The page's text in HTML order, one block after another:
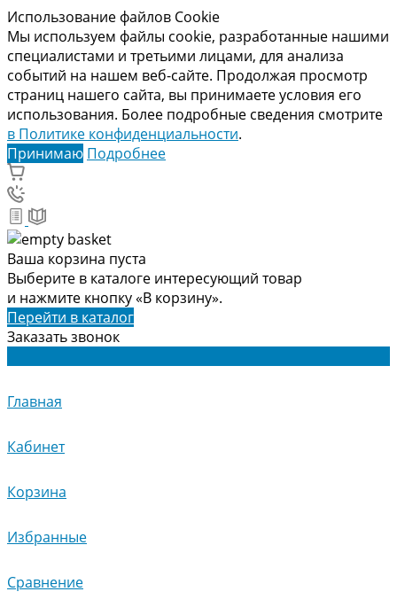
Использование файлов Cookie
Мы используем файлы cookie, разработанные нашими
специалистами и третьими лицами, для анализа
событий на нашем веб-сайте. Продолжая просмотр
страниц нашего сайта, вы принимаете условия его
использования. Более подробные сведения смотрите
в Политике конфиденциальности.
Принимаю Подробнее
Ваша корзина пуста
Выберите в каталоге интересующий товар
и нажмите кнопку «В корзину».
Перейти в каталог
Заказать звонок
Главная
Кабинет
Корзина
Избранные
Сравнение